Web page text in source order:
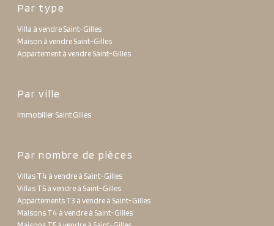
Par type
Villa à vendre Saint-Gilles
Maison à vendre Saint-Gilles
Appartement à vendre Saint-Gilles
Par ville
Immobilier Saint Gilles
Par nombre de pièces
Villas T4 à vendre à Saint-Gilles
Villas T5 à vendre à Saint-Gilles
Appartements T3 à vendre à Saint-Gilles
Maisons T4 à vendre à Saint-Gilles